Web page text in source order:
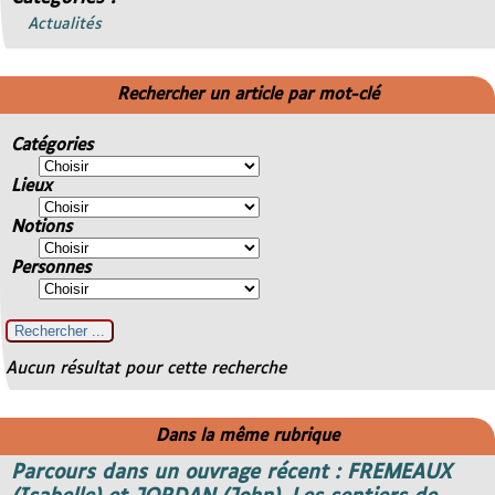
Actualités
Rechercher un article par mot-clé
Catégories
Lieux
Notions
Personnes
Aucun résultat pour cette recherche
Dans la même rubrique
Parcours dans un ouvrage récent : FREMEAUX